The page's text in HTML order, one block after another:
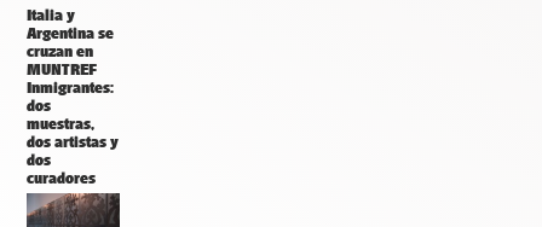
Italia y
Argentina se
cruzan en
MUNTREF
Inmigrantes:
dos
muestras,
dos artistas y
dos
curadores